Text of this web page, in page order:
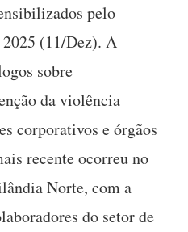
pelo
(11/Dez). A
sobre
da violência
corporativos e órgãos
recente ocorreu no
Norte, com a
do setor de